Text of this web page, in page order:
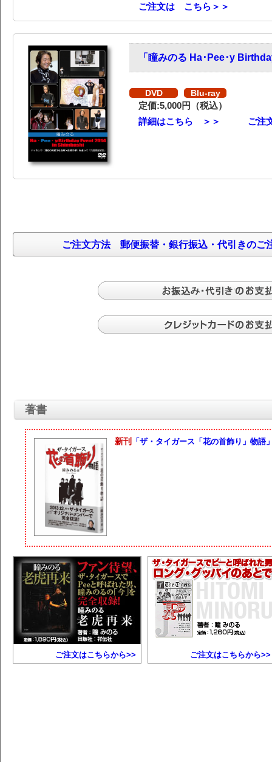
ご注文は こちら＞＞
「瞳みのる Ha･Pee･y
DVD Blu-ray
定価:5,000円（税込）
詳細はこちら ＞＞
ご注
ご注文方法 郵便振替・銀行振込・代引きのご
著書
新刊 「ザ・タイガース「花の首飾り」物語
ご注文はこちらから>> ご注文はこちらから